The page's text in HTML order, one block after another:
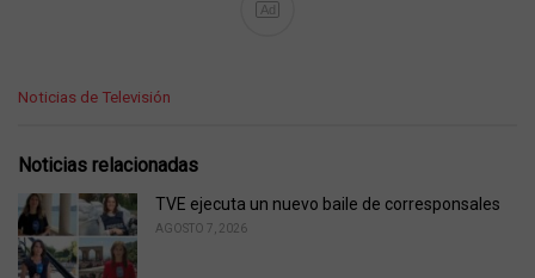
Ad
C
e
o
r
i
e
Noticias de Televisión
Noticias relacionadas
TVE ejecuta un nuevo baile de corresponsales
AGOSTO 7, 2026